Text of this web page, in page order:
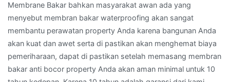
Membrane Bakar bahkan masyarakat awan ada yang
menyebut membran bakar waterproofing akan sangat
membantu perawatan property Anda karena bangunan Anda
akan kuat dan awet serta di pastikan akan menghemat biaya
pemeriharaan, dapat di pastikan setelah memasang membran
bakar anti bocor property Anda akan aman minimal untuk 10